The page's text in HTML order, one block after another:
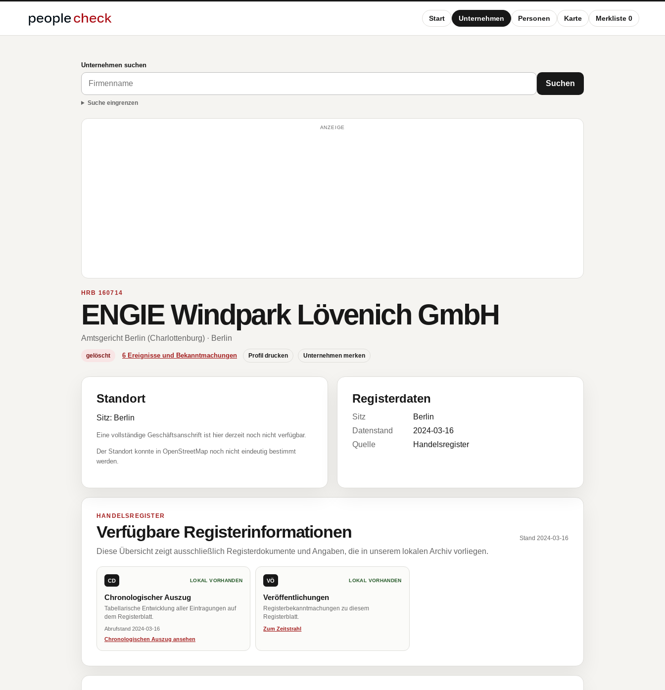
Start Unternehmen Personen Karte Merkliste 0
Unternehmen suchen
Suchen
Suche eingrenzen
ANZEIGE
HRB 160714
ENGIE Windpark Lövenich GmbH
Amtsgericht Berlin (Charlottenburg) · Berlin
gelöscht 6 Ereignisse und Bekanntmachungen Profil drucken Unternehmen merken
Standort
Sitz: Berlin
Eine vollständige Geschäftsanschrift ist hier derzeit noch nicht verfügbar.
Der Standort konnte in OpenStreetMap noch nicht eindeutig bestimmt
werden.
Registerdaten
Sitz
Berlin
Datenstand
2024-03-16
Quelle
Handelsregister
HANDELSREGISTER
Verfügbare Registerinformationen Stand 2024-03-16
Diese Übersicht zeigt ausschließlich Registerdokumente und Angaben, die in unserem lokalen Archiv vorliegen.
CD LOKAL VORHANDEN
Chronologischer Auszug
Tabellarische Entwicklung aller Eintragungen auf
dem Registerblatt.
Abrufstand 2024-03-16
Chronologischen Auszug ansehen
VÖ LOKAL VORHANDEN
Veröffentlichungen
Registerbekanntmachungen zu diesem
Registerblatt.
Zum Zeitstrahl